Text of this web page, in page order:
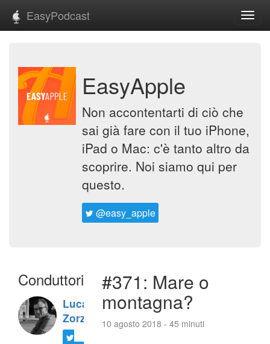
EasyPodcast
EasyApple
Non accontentarti di ciò che
sai già fare con il tuo iPhone,
iPad o Mac: c'è tanto altro da
scoprire. Noi siamo qui per
questo.
@easy_apple
Conduttori
Luca
Zorzi
#371: Mare o
montagna?
10 agosto 2018 - 45 minuti